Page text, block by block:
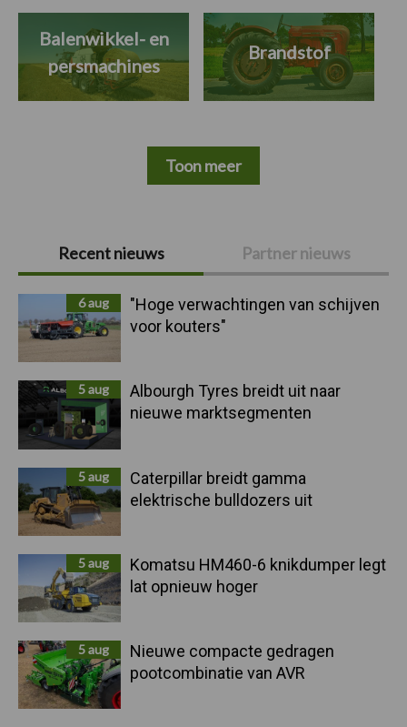
Primaire
Sidebar
Recent nieuws Partner nieuws
6 aug
"Hoge verwachtingen van schijven
voor kouters"
5 aug
Albourgh Tyres breidt uit naar
nieuwe marktsegmenten
5 aug
Caterpillar breidt gamma
elektrische bulldozers uit
5 aug
Komatsu HM460-6 knikdumper legt
lat opnieuw hoger
5 aug
Nieuwe compacte gedragen
pootcombinatie van AVR
Balenwikkel- en
persmachines
Brandstof
Toon meer